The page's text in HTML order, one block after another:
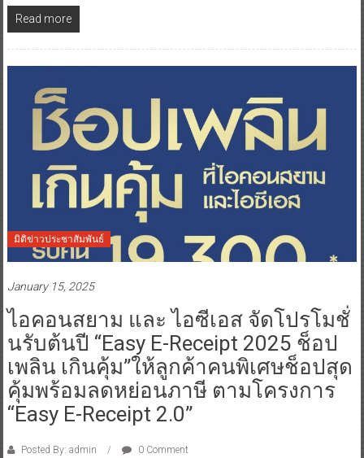
Read more
มิติข่าวประชาสัมพันธ์
January 15, 2025
ไอคอนสยาม และ ไอซีเอส จัดโปรโมชั่
นรับต้นปี “Easy E-Receipt 2025 ช็อป
เพลิน เกินคุ้ม”ให้ลูกค้าคนพิเศษช็อปสุด
คุ้มพร้อมลดหย่อนภาษี ตามโครงการ
“Easy E-Receipt 2.0”
Posted By: admin 0 Comment